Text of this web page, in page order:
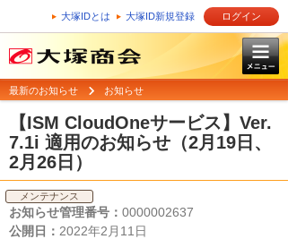
大塚IDとは 大塚ID新規登録 ログイン
最新のお知らせ お知らせ
【ISM CloudOneサービス】Ver.
7.1i 適用のお知らせ（2月19日、
2月26日）
メンテナンス
お知らせ管理番号： 0000002637
公開日： 2022年2月11日